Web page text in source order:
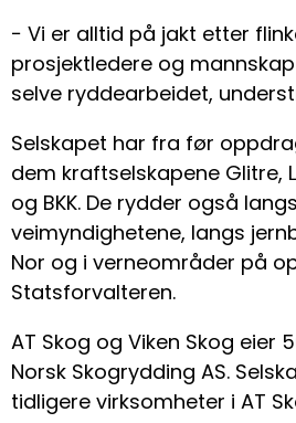
− Vi er alltid på jakt etter
prosjektledere og
selve ryddearbeidet,
Selskapet har fra før
dem kraftselskapene Glitre,
og BKK. De rydder også
veimyndighetene, langs
Nor og i verneområder på
Statsforvalteren.
AT Skog og Viken Skog eier
Norsk Skogrydding AS.
tidligere virksomheter i AT